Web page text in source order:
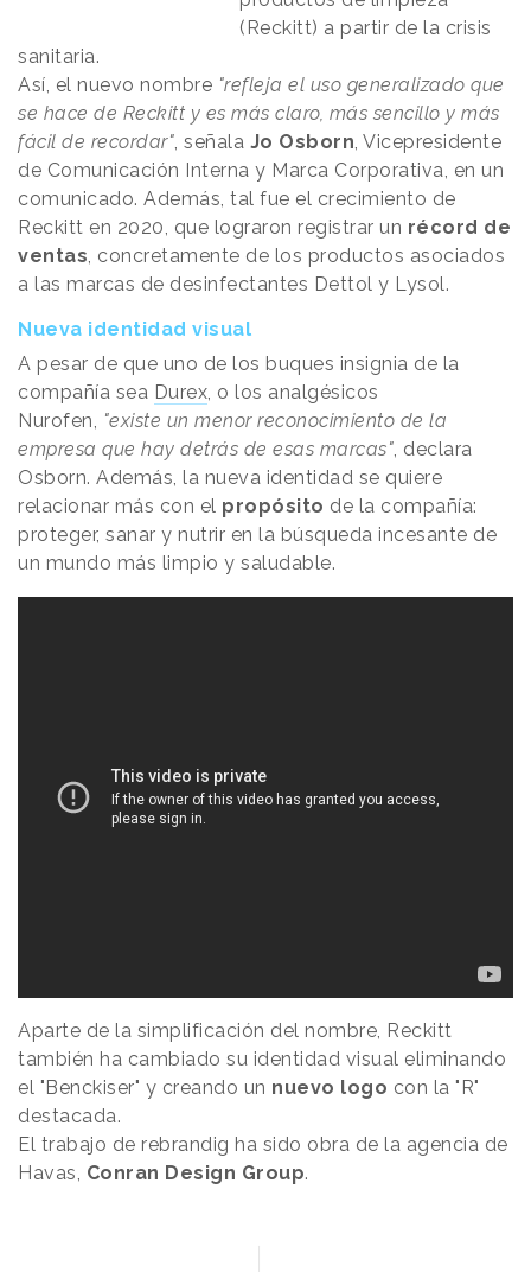
(Reckitt) a partir de la crisis
sanitaria.
Así, el nuevo nombre "refleja el uso generalizado que
se hace de Reckitt y es más claro, más sencillo y más
fácil de recordar", señala Jo Osborn, Vicepresidente
de Comunicación Interna y Marca Corporativa, en un
comunicado. Además, tal fue el crecimiento de
Reckitt en 2020, que lograron registrar un récord de
ventas, concretamente de los productos asociados
a las marcas de desinfectantes Dettol y Lysol.
Nueva identidad visual
A pesar de que uno de los buques insignia de la
compañía sea Durex, o los analgésicos
Nurofen, "existe un menor reconocimiento de la
empresa que hay detrás de esas marcas", declara
Osborn. Además, la nueva identidad se quiere
relacionar más con el propósito de la compañía:
proteger, sanar y nutrir en la búsqueda incesante de
un mundo más limpio y saludable.
Aparte de la simplificación del nombre, Reckitt
también ha cambiado su identidad visual eliminando
el "Benckiser" y creando un nuevo logo con la "R"
destacada.
El trabajo de rebrandig ha sido obra de la agencia de
Havas, Conran Design Group.